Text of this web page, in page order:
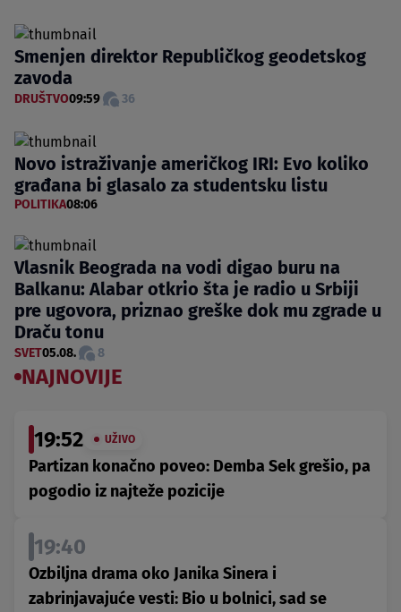
Smenjen direktor Republičkog geodetskog
zavoda
DRUŠTVO09:59 36
Novo istraživanje američkog IRI: Evo koliko
građana bi glasalo za studentsku listu
POLITIKA08:06
Vlasnik Beograda na vodi digao buru na
Balkanu: Alabar otkrio šta je radio u Srbiji
pre ugovora, priznao greške dok mu zgrade u
Draču tonu
SVET05.08. 8
NAJNOVIJE
19:52 UŽIVO
Partizan konačno poveo: Demba Sek grešio, pa
pogodio iz najteže pozicije
19:40
Ozbiljna drama oko Janika Sinera i
zabrinjavajuće vesti: Bio u bolnici, sad se